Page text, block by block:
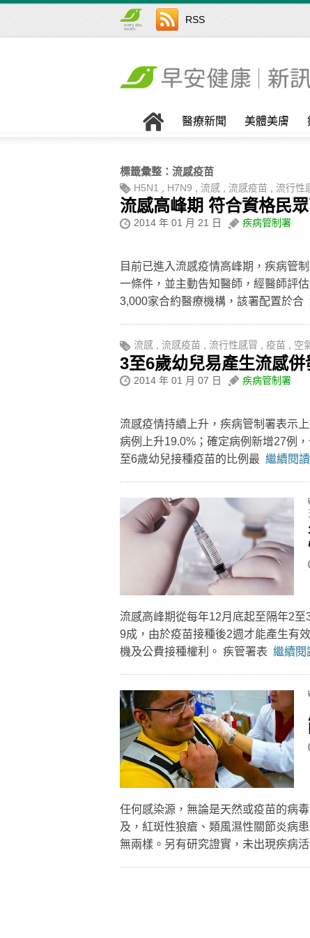
RSS
醫療新聞 美體美膚
標籤彙整： 流感疫苗
H5N1 H7N9 流感 流感疫苗 流行性
流感高峰期 符合資格民
2014 年 01 月 21 日 疾病管制署
目前已進入流感疫情高峰期，疾病管
一條件，並主動告知醫師，經醫師評
3,000家合約醫療機構，該署配置於合
流感 , 流感疫苗 , 流行性感冒 , 疫苗 , 空
3至6歲幼兒易產生流感
2014 年 01 月 07 日 疾病管制署
流感疫情持續上升，疾病管制署表示
病例上升19.0%；確定病例新增27例
至6歲幼兒接種疫苗的比例最 繼續閱
流感高峰期從每年12月底起至隔年2
9成，由於疫苗接種後2週才能產生有
機及公費接種權利。 疾管署表 繼續閱
任何感染源，無論是天然或疫苗的病
及，紅斑性狼瘡、類風濕性關節炎病
無兩樣。另有研究證實，未出現疾病